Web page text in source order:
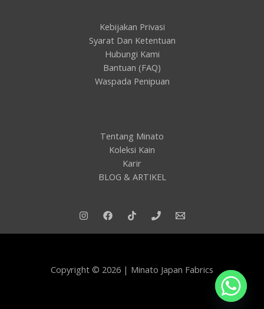
Kebijakan Privasi
Syarat Dan Ketentuan
Hubungi Kami
Bantuan (FAQ)
Waspada Penipuan
Tentang Minato
Koleksi Kain
Karir
BLOG & ARTIKEL
Copyright © 2026 | Minato Japan Fabrics